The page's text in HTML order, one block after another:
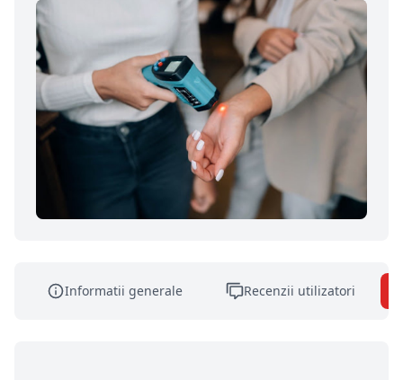
Informatii generale Recenzii utilizatori